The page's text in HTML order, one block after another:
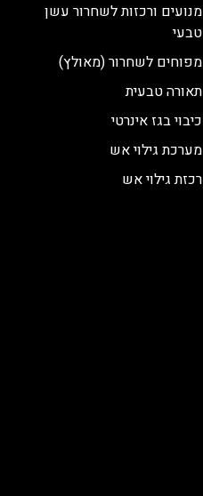
מנועים ורכזות לשחרור עשן
טבעי
מפוחים לשחרור (מאולץ)
תאורה טבעית
כיבוי בגז אינרטי
מערכת גילוי אש
רכזת גילוי אש